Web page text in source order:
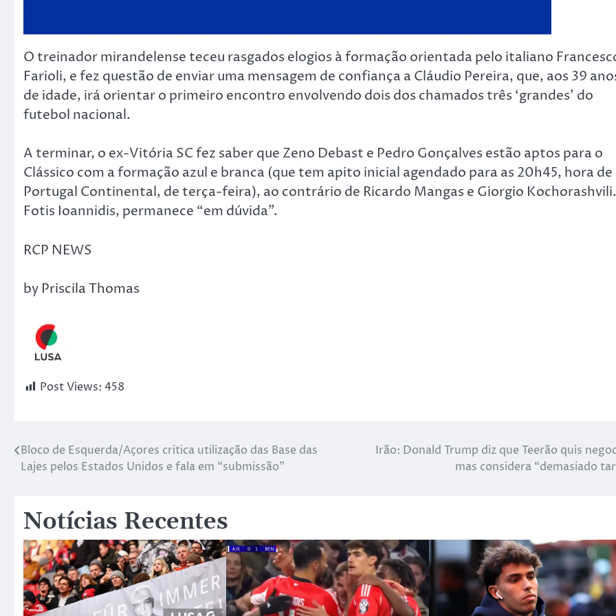
O treinador mirandelense teceu rasgados elogios à formação orientada pelo italiano
Farioli, e fez questão de enviar uma mensagem de confiança a Cláudio Pereira, que, aos 39
de idade, irá orientar o primeiro encontro envolvendo dois dos chamados três ‘grandes’ do
futebol nacional.
A terminar, o ex-Vitória SC fez saber que Zeno Debast e Pedro Gonçalves estão aptos para o
Clássico com a formação azul e branca (que tem apito inicial agendado para as 20h45, hora de
Portugal Continental, de terça-feira), ao contrário de Ricardo Mangas e Giorgio Kochorashvili.
Fotis Ioannidis, permanece “em dúvida”.
RCP NEWS
by Priscila Thomas
Post Views: 458
Bloco de Esquerda/Açores critica utilização das Base das
Lajes pelos Estados Unidos e fala em “submissão”
Irão: Donald Trump diz que Teerão quis
mas considera “demasiado
Notícias Recentes